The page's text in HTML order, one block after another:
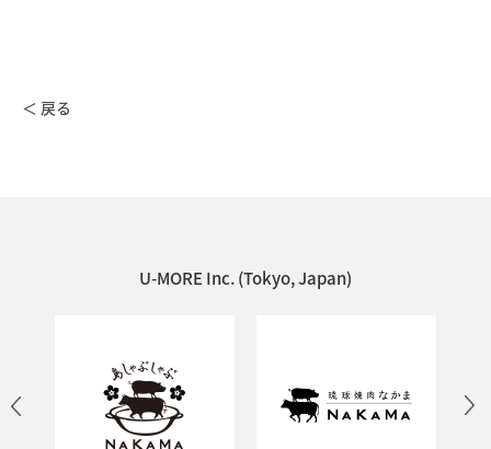
＜ 戻る
U-MORE Inc. (Tokyo, Japan)